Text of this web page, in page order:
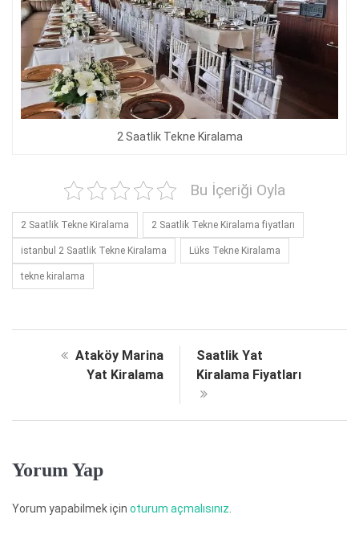
2 Saatlik Tekne Kiralama
Bu İçeriği Oyla
2 Saatlik Tekne Kiralama 2 Saatlik Tekne Kiralama fiyatları
istanbul 2 Saatlik Tekne Kiralama Lüks Tekne Kiralama
tekne kiralama
Ataköy Marina
Yat Kiralama
Saatlik Yat
Kiralama Fiyatları
Yorum Yap
Yorum yapabilmek için oturum açmalısınız